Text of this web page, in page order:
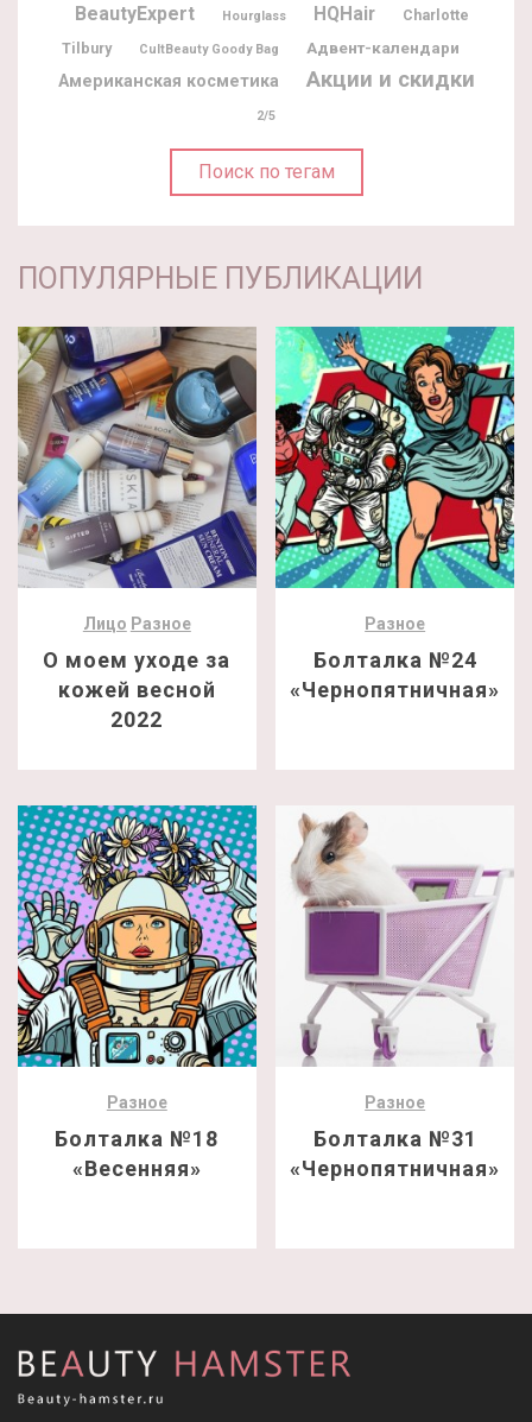
BeautyExpert Hourglass HQHair
Charlotte
Tilbury
CultBeauty Goody Bag
Адвент-календари
Американская косметика
Акции и скидки
2/5
Поиск по тегам
ПОПУЛЯРНЫЕ ПУБЛИКАЦИИ
Лицо Разное
О моем уходе за
кожей весной
2022
Разное
Болталка №24
«Чернопятничная»
Разное
Болталка №18
«Весенняя»
Разное
Болталка №31
«Чернопятничная»